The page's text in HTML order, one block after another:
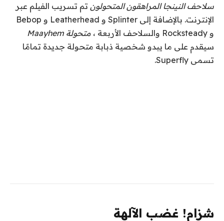
سلاحف النينجا المراهقون المتحولون تم تسريب الفيلم عبر
الإنترنت. بالإضافة إلى Splinter و Leatherhead و Bebop
و Rocksteady والسلاحف الأربعة ،
متحولة Maayhem
سيقدم على ما يبدو شخصية ذبابة متحولة جديدة تمامًا
تسمى Superfly.
شزام! غضب الآلهة